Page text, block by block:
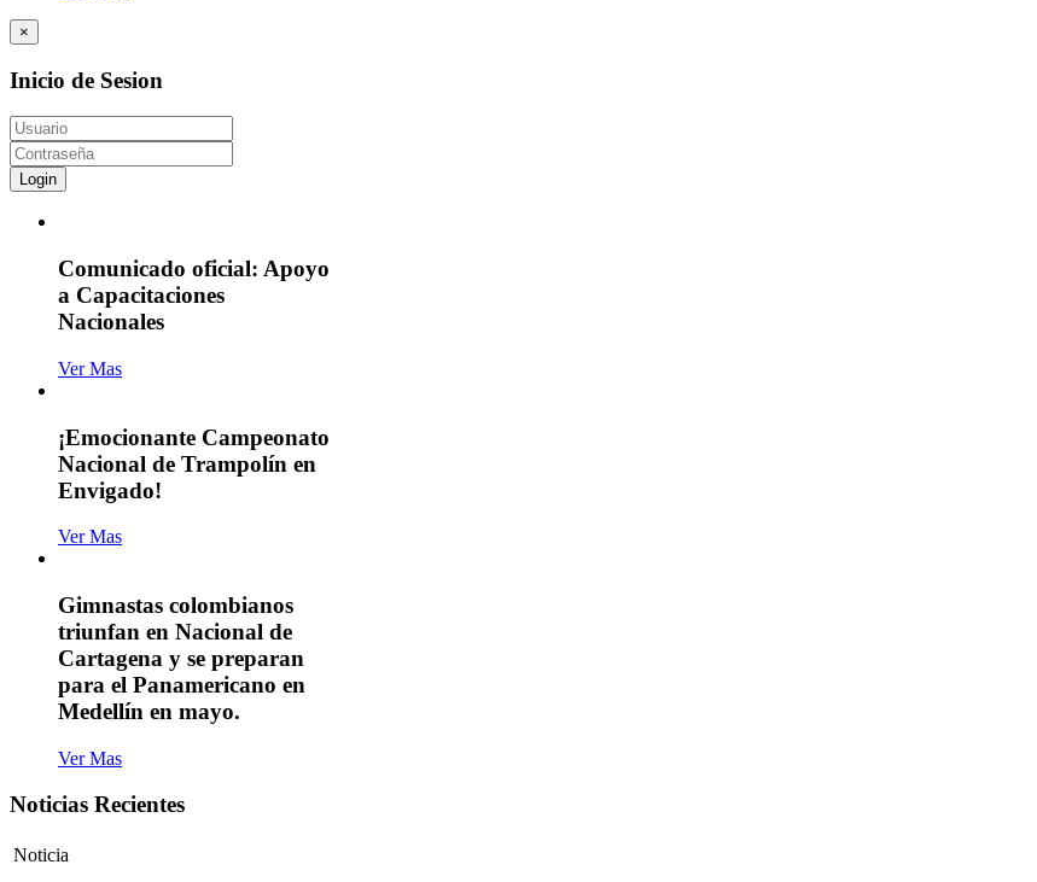
×
Inicio de Sesion
Login
Comunicado oficial: Apoyo
a Capacitaciones
Nacionales
Ver Mas
¡Emocionante Campeonato
Nacional de Trampolín en
Envigado!
Ver Mas
Gimnastas colombianos
triunfan en Nacional de
Cartagena y se preparan
para el Panamericano en
Medellín en mayo.
Ver Mas
Noticias Recientes
Noticia